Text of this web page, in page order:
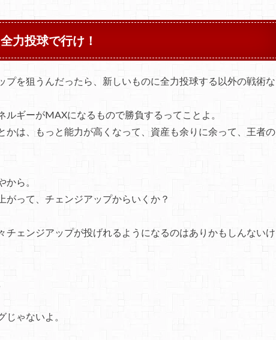
力投球で行け！
プを狙うんだったら、新しいものに全力投球する以外の戦術な
ギーがMAXになるもので勝負するってことよ。
かは、もっと能力が高くなって、資産も余りに余って、王者の
ら。
って、チェンジアップからいくか？
チェンジアップが投げれるようになるのはありかもしんないけ
ゃないよ。